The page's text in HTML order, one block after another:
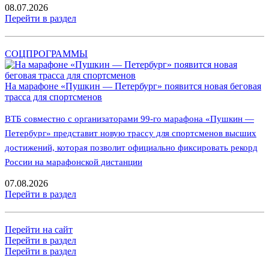
08.07.2026
Перейти в раздел
СОЦПРОГРАММЫ
На марафоне «Пушкин — Петербург» появится новая беговая
трасса для спортсменов
ВТБ совместно с организаторами 99-го марафона «Пушкин —
Петербург» представит новую трассу для спортсменов высших
достижений, которая позволит официально фиксировать рекорд
России на марафонской дистанции
07.08.2026
Перейти в раздел
Перейти на сайт
Перейти в раздел
Перейти в раздел